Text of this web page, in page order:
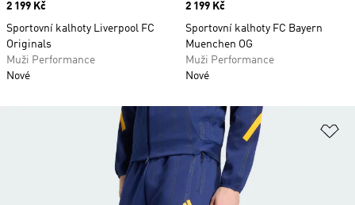
Price
2 199 Kč
Sportovní kalhoty Liverpool FC
Originals
Muži Performance
Nové
Price
2 199 Kč
Sportovní kalhoty FC Bayern
Muenchen OG
Muži Performance
Nové